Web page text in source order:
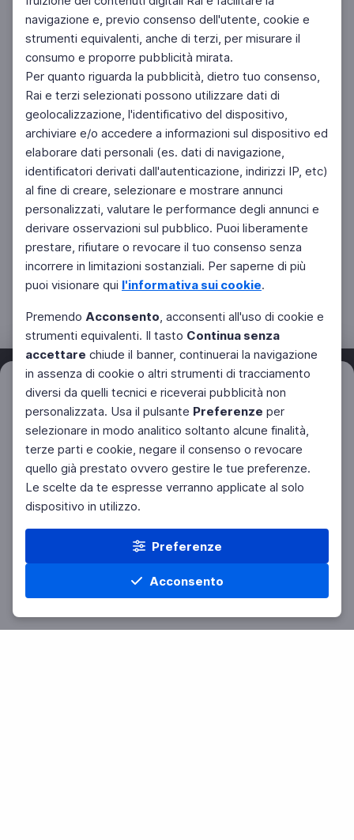
navigazione e, previo consenso dell'utente, cookie e
strumenti equivalenti, anche di terzi, per misurare il
consumo e proporre pubblicità mirata.
Per quanto riguarda la pubblicità, dietro tuo consenso,
Rai e terzi selezionati possono utilizzare dati di
geolocalizzazione, l'identificativo del dispositivo,
archiviare e/o accedere a informazioni sul dispositivo ed
elaborare dati personali (es. dati di navigazione,
identificatori derivati dall'autenticazione, indirizzi IP, etc)
al fine di creare, selezionare e mostrare annunci
personalizzati, valutare le performance degli annunci e
derivare osservazioni sul pubblico. Puoi liberamente
prestare, rifiutare o revocare il tuo consenso senza
incorrere in limitazioni sostanziali. Per saperne di più
puoi visionare qui l'informativa sui cookie.
Premendo Acconsento, acconsenti all'uso di cookie e
strumenti equivalenti. Il tasto Continua senza
accettare chiude il banner, continuerai la navigazione
in assenza di cookie o altri strumenti di tracciamento
diversi da quelli tecnici e riceverai pubblicità non
personalizzata. Usa il pulsante Preferenze per
selezionare in modo analitico soltanto alcune finalità,
terze parti e cookie, negare il consenso o revocare
quello già prestato ovvero gestire le tue preferenze.
Le scelte da te espresse verranno applicate al solo
dispositivo in utilizzo.
Preferenze
Acconsento
Home Materie Cerca Menu
Filtri Azzera
Facebook Twitter Instagram